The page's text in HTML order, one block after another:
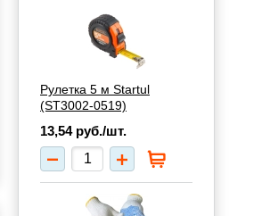
Рулетка 5 м Startul
(ST3002-0519)
13,54 руб./шт.